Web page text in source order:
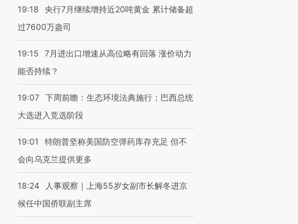
19:18
央行7月继续增持近20吨黄金 累计储备超
过7600万盎司
19:15
7月进出口增速从高位略有回落 涨价动力
能否持续？
19:07 下周前瞻：生态环境法典施行；巴西总统
大选进入竞选阶段
19:01
特朗普坚称美国防空弹药库存充足 但不
会向乌克兰提供更多
18:24
人事观察｜上海55岁女副市长解冬进京
候任中国侨联副主席